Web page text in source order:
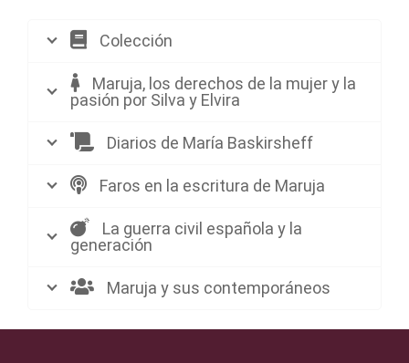
Colección
Maruja, los derechos de la mujer y la
pasión por Silva y Elvira
Diarios de María Baskirsheff
Faros en la escritura de Maruja
La guerra civil española y la
generación
Maruja y sus contemporáneos